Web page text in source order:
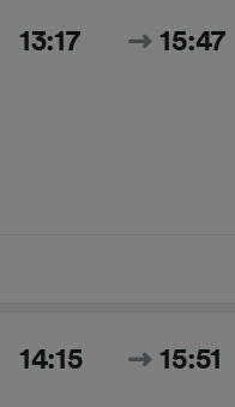
13:17 15:47
14:15 15:51